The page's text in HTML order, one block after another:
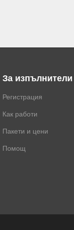
За изпълнители
Регистрация
Как работи
Пакети и цени
Помощ